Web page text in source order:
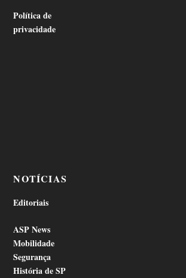
Política de
privacidade
NOTÍCIAS
Editoriais
ASP News
Mobilidade
Segurança
História de SP